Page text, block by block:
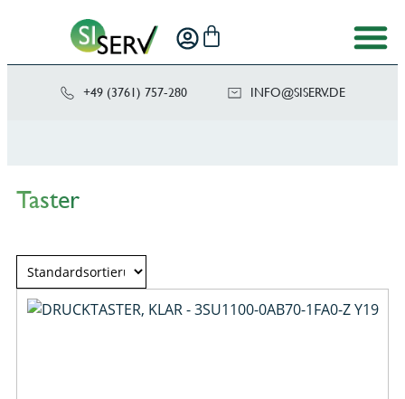
+49 (3761) 757-280 ED.VRE
SIS@OF
NI
Taster